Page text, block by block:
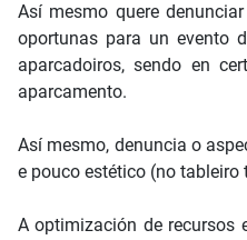
Así mesmo quere denunciar
oportunas para un evento
aparcadoiros, sendo en
aparcamento.
Así mesmo, denuncia o
e pouco estético (no
A optimización de recursos